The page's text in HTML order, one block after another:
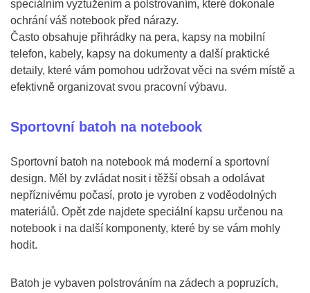
speciálním vyztužením a polstrovaním, které dokonale
ochrání váš notebook před nárazy.
Často obsahuje přihrádky na pera, kapsy na mobilní
telefon, kabely, kapsy na dokumenty a další praktické
detaily, které vám pomohou udržovat věci na svém místě a
efektivně organizovat svou pracovní výbavu.
Sportovní batoh na notebook
Sportovní batoh na notebook má moderní a sportovní
design. Měl by zvládat nosit i těžší obsah a odolávat
nepříznivému počasí, proto je vyroben z voděodolných
materiálů. Opět zde najdete speciální kapsu určenou na
notebook i na další komponenty, které by se vám mohly
hodit.
Batoh je vybaven polstrováním na zádech a popruzích,